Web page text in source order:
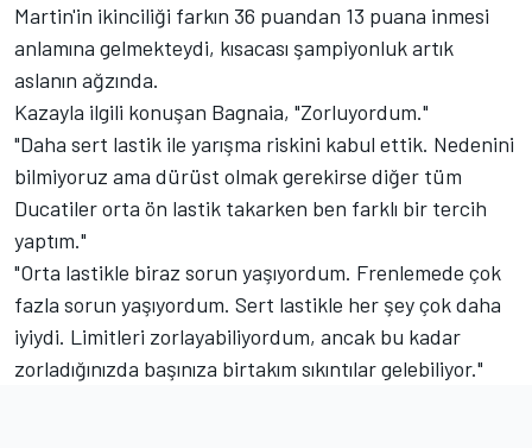
Martin'in ikinciliği farkın 36 puandan 13 puana inmesi
anlamına gelmekteydi, kısacası şampiyonluk artık
aslanın ağzında.
Kazayla ilgili konuşan Bagnaia, "Zorluyordum."
"Daha sert lastik ile yarışma riskini kabul ettik. Nedenini
bilmiyoruz ama dürüst olmak gerekirse diğer tüm
Ducatiler orta ön lastik takarken ben farklı bir tercih
yaptım."
"Orta lastikle biraz sorun yaşıyordum. Frenlemede çok
fazla sorun yaşıyordum. Sert lastikle her şey çok daha
iyiydi. Limitleri zorlayabiliyordum, ancak bu kadar
zorladığınızda başınıza birtakım sıkıntılar gelebiliyor."